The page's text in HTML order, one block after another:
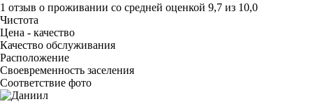
1 отзыв о проживании со средней оценкой 9,7 из 10,0
Чистота
Цена - качество
Качество обслуживания
Расположение
Своевременность заселения
Соответствие фото